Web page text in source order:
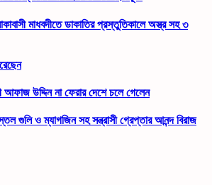
মাধবদীতে ডাকাতির প্রস্তুতিকালে অস্ত্র সহ ৩
আফাজ উদ্দিন না ফেরার দেশে চলে গেলেন
গুলি ও ম্যাগজিন সহ সন্ত্রাসী গ্রেপ্তার আনন্দ বিরাজ